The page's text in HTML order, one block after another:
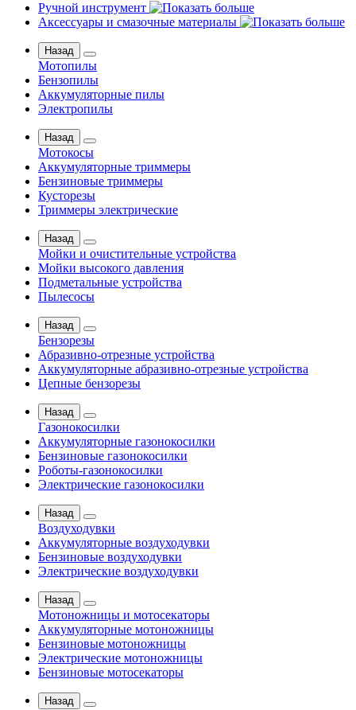
Ручной инструмент
Аксессуары и смазочные материалы
Назад
Мотопилы
Бензопилы
Аккумуляторные пилы
Электропилы
Назад
Мотокосы
Аккумуляторные триммеры
Бензиновые триммеры
Кусторезы
Триммеры электрические
Назад
Мойки и очистительные устройства
Мойки высокого давления
Подметальные устройства
Пылесосы
Назад
Бензорезы
Абразивно-отрезные устройства
Аккумуляторные абразивно-отрезные устройства
Цепные бензорезы
Назад
Газонокосилки
Аккумуляторные газонокосилки
Бензиновые газонокосилки
Роботы-газонокосилки
Электрические газонокосилки
Назад
Воздуходувки
Аккумуляторные воздуходувки
Бензиновые воздуходувки
Электрические воздуходувки
Назад
Мотоножницы и мотосекаторы
Аккумуляторные мотоножницы
Бензиновые мотоножницы
Электрические мотоножницы
Бензиновые мотосекаторы
Назад